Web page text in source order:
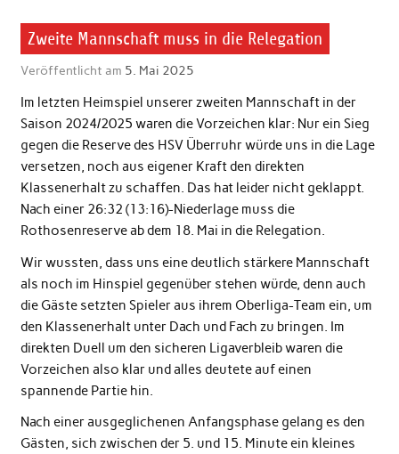
Zweite Mannschaft muss in die Relegation
Veröffentlicht am 5. Mai 2025
Im letzten Heimspiel unserer zweiten Mannschaft in der
Saison 2024/2025 waren die Vorzeichen klar: Nur ein Sieg
gegen die Reserve des HSV Überruhr würde uns in die Lage
versetzen, noch aus eigener Kraft den direkten
Klassenerhalt zu schaffen. Das hat leider nicht geklappt.
Nach einer 26:32 (13:16)-Niederlage muss die
Rothosenreserve ab dem 18. Mai in die Relegation.
Wir wussten, dass uns eine deutlich stärkere Mannschaft
als noch im Hinspiel gegenüber stehen würde, denn auch
die Gäste setzten Spieler aus ihrem Oberliga-Team ein, um
den Klassenerhalt unter Dach und Fach zu bringen. Im
direkten Duell um den sicheren Ligaverbleib waren die
Vorzeichen also klar und alles deutete auf einen
spannende Partie hin.
Nach einer ausgeglichenen Anfangsphase gelang es den
Gästen, sich zwischen der 5. und 15. Minute ein kleines